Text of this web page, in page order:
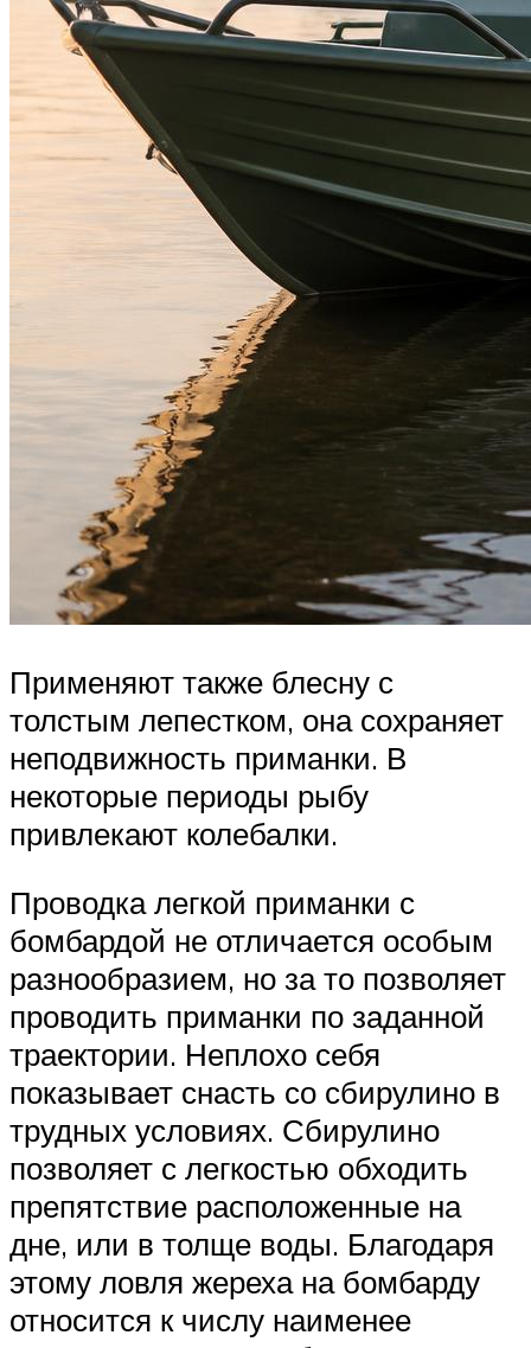
Применяют также блесну с
толстым лепестком, она сохраняет
неподвижность приманки. В
некоторые периоды рыбу
привлекают колебалки.
Проводка легкой приманки с
бомбардой не отличается особым
разнообразием, но за то позволяет
проводить приманки по заданной
траектории. Неплохо себя
показывает снасть со сбирулино в
трудных условиях. Сбирулино
позволяет с легкостью обходить
препятствие расположенные на
дне, или в толще воды. Благодаря
этому ловля жереха на бомбарду
относится к числу наименее